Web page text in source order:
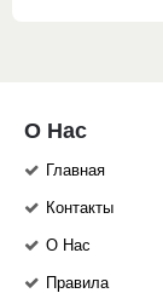
О Нас
Главная
Контакты
О Нас
Правила